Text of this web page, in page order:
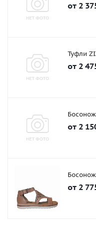
от 2
от 2
от 2
от 2